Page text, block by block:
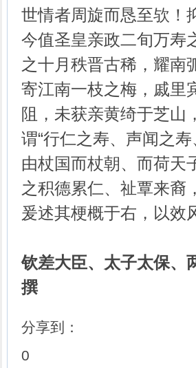
世情者周旋而恳至欤！
今值圣皇亲政二旬万寿
之十月秩晋古稀，耀南
寄江南一枝之梅，戚里
阻，未获亲黄绮于芝山
谓“行仁之寿、声闻之
由杖国而杖朝、而荷天
之积德累仁、祉覃来裔
爰述其梗概于右，以效
钦差大臣、太子太保、
撰
分享到：
0